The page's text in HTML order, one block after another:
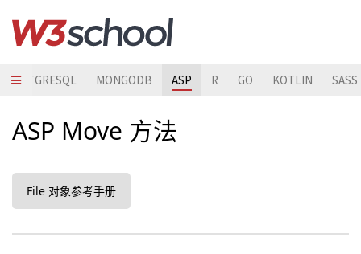
POSTGRESQL MONGODB ASP R GO KOTLIN SASS
ASP Move 方法
File 对象参考手册